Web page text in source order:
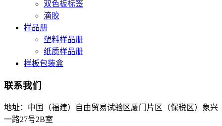
双色板标签
滴胶
样品册
塑料样品册
纸质样品册
样板包装盒
联系我们
地址：中国（福建）自由贸易试验区厦门片区（保税区）象兴
一路27号2B室